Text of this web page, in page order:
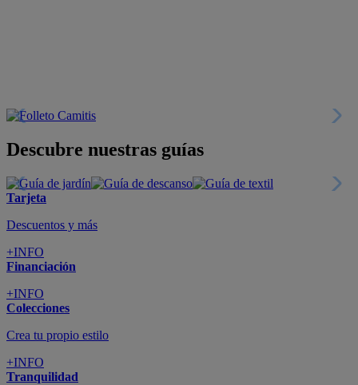
Descubre nuestras guías
Tarjeta
Descuentos y más
+INFO
Financiación
+INFO
Colecciones
Crea tu propio estilo
+INFO
Tranquilidad